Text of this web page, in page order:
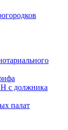
с должника
палат